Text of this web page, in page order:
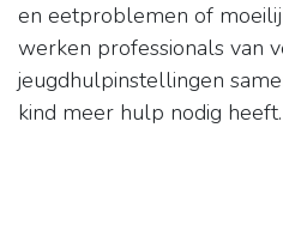
en eetproblemen of
werken professionals van
jeugdhulpinstellingen
kind meer hulp nodig heeft.